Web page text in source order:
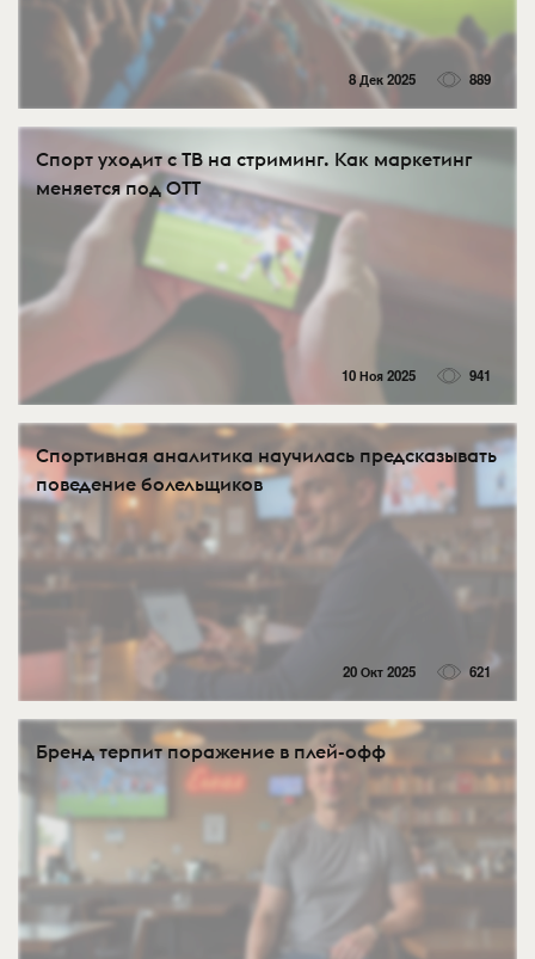
8 Дек 2025 889
Спорт уходит с ТВ на стриминг. Как маркетинг
меняется под OTT
10 Ноя 2025 941
Спортивная аналитика научилась предсказывать
поведение болельщиков
20 Окт 2025 621
Бренд терпит поражение в плей-офф